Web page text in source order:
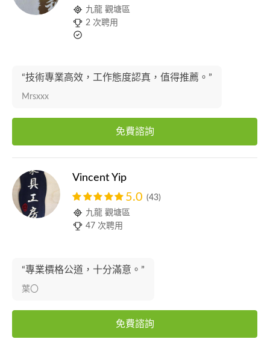
九龍 觀塘區
2 次聘用
“技術專業高效，工作態度認真，值得推薦。”
Mrsxxx
免費諮詢
Vincent Yip
5.0 (43)
九龍 觀塘區
47 次聘用
“專業檟格公道，十分滿意。”
葉〇
免費諮詢